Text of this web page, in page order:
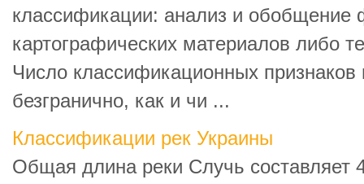
классификации: анализ и обобщение
картографических материалов либо
Число классификационных признаков
безгранично, как и чи ...
Классификации рек Украины
Общая длина реки Случь составляет